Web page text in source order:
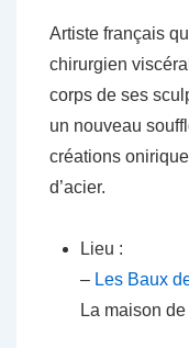
Artiste français
chirurgien
corps de ses
un nouveau
créations
d’acier.
Lieu :
– Les Baux
La maison